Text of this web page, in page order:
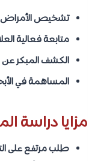
تشخيص الأمراض
متابعة فعالية
الكشف المبكر عن
المساهمة في
مزايا دراسة
طلب مرتفع على